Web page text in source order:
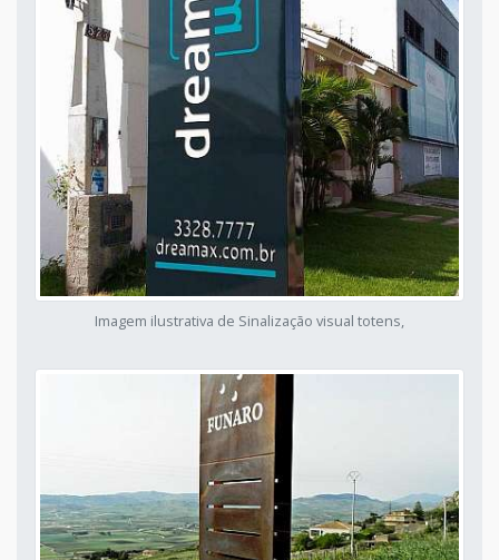
Imagem ilustrativa de Sinalização visual totens,